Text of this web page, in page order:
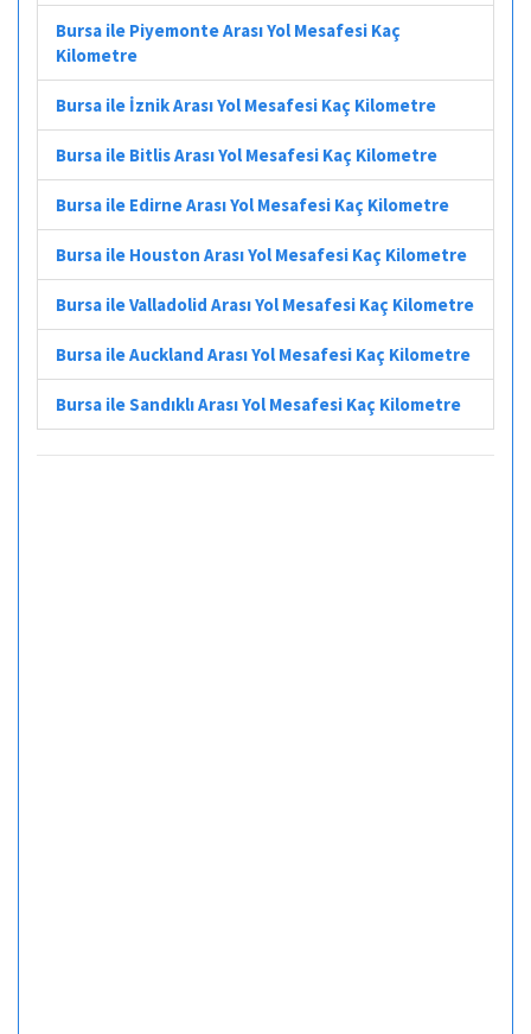
Bursa ile Piyemonte Arası Yol Mesafesi Kaç
Kilometre
Bursa ile İznik Arası Yol Mesafesi Kaç Kilometre
Bursa ile Bitlis Arası Yol Mesafesi Kaç Kilometre
Bursa ile Edirne Arası Yol Mesafesi Kaç Kilometre
Bursa ile Houston Arası Yol Mesafesi Kaç Kilometre
Bursa ile Valladolid Arası Yol Mesafesi Kaç Kilometre
Bursa ile Auckland Arası Yol Mesafesi Kaç Kilometre
Bursa ile Sandıklı Arası Yol Mesafesi Kaç Kilometre